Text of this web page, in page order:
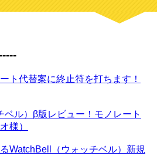
ト代替案に終止符を打ちます！
ベル）β版レビュー！モノレート
様）
WatchBell（ウォッチベル）新規